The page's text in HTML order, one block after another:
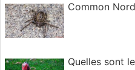
Common
Quelles sont